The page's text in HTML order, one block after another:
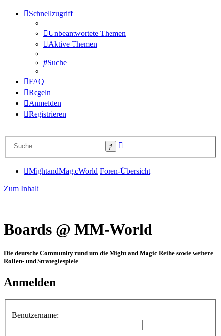
Schnellzugriff
Unbeantwortete Themen
Aktive Themen
Suche
FAQ
Regeln
Anmelden
Registrieren
Suche
MightandMagicWorld Foren-Übersicht
Zum Inhalt
Boards @ MM-World
Die deutsche Community rund um die Might and Magic Reihe sowie weitere
Rollen- und Strategiespiele
Anmelden
Benutzername: